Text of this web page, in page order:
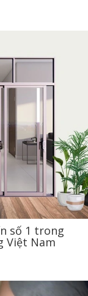
số 1 trong
Việt Nam